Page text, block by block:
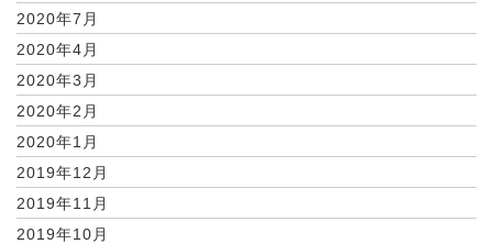
2020年7月
2020年4月
2020年3月
2020年2月
2020年1月
2019年12月
2019年11月
2019年10月